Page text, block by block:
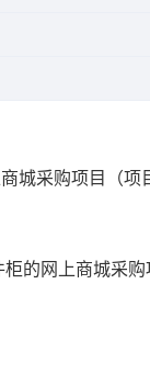
城采购项目
（
的网上商城采购